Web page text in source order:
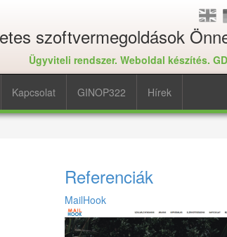
szoftvermegoldások
Ügyviteli rendszer. Weboldal készítés.
Kapcsolat GINOP322 Hírek
Referenciák
MailHook